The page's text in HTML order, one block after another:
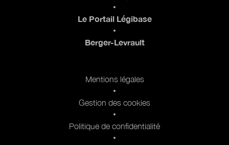
Le Portail Légibase
Berger-Levrault
Mentions légales
Gestion des cookies
Politique de confidentialité